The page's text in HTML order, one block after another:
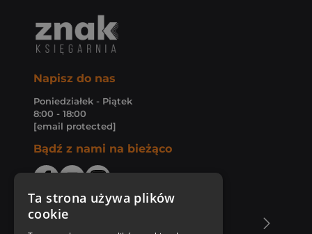
Napisz do nas
Poniedziałek - Piątek
8:00 - 18:00
[email protected]
Bądź z nami na bieżąco
Ta strona używa plików
cookie